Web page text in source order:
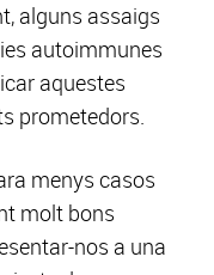
alguns assaigs
autoimmunes
aquestes
prometedors.
menys casos
molt bons
nos a una